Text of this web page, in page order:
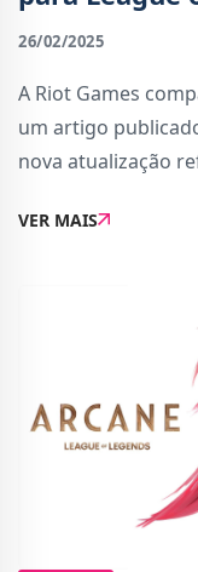
26/02/2025
A Riot Games
um artigo
nova atualização
com base no
VER MAIS